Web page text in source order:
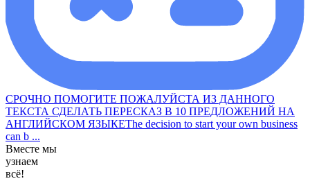
СРОЧНО ПОМОГИТЕ ПОЖАЛУЙСТА ИЗ ДАННОГО
ТЕКСТА СДЕЛАТЬ ПЕРЕСКАЗ В 10 ПРЕДЛОЖЕНИЙ НА
АНГЛИЙСКОМ ЯЗЫКЕThe decision to start your own business
can b ...
Вместе мы
узнаем
всё!